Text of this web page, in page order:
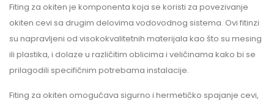
Fiting za okiten je komponenta koja se koristi za povezivanje
okiten cevi sa drugim delovima vodovodnog sistema. Ovi fitinzi
su napravljeni od visokokvalitetnih materijala kao što su mesing
ili plastika, i dolaze u različitim oblicima i veličinama kako bi se
prilagodili specifičnim potrebama instalacije.
Fiting za okiten omogućava sigurno i hermetičko spajanje cevi,